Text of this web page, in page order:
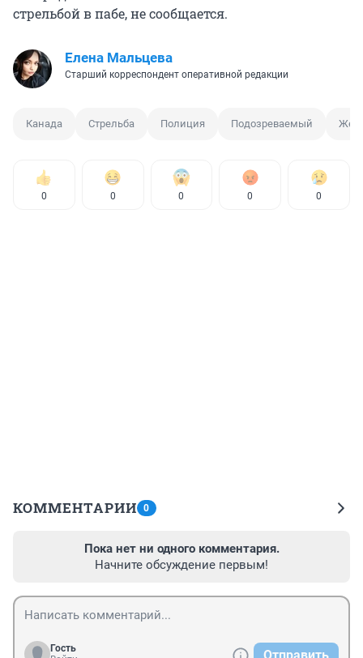
стрельбой в пабе, не сообщается.
Елена Мальцева
Старший корреспондент оперативной редакции
Канада Стрельба Полиция Подозреваемый
0 0 0 0 0
КОММЕНТАРИИ 0
Пока нет ни одного комментария.
Начните обсуждение первым!
Гость